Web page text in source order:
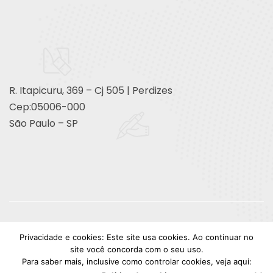
R. Itapicuru, 369 – Cj 505 | Perdizes
Cep:05006-000
São Paulo – SP
© Copyright | Design Lyon | NSG.
facebookinstagramyoutubelinkedin
Privacidade e cookies: Este site usa cookies. Ao continuar no
site você concorda com o seu uso.
Para saber mais, inclusive como controlar cookies, veja aqui: